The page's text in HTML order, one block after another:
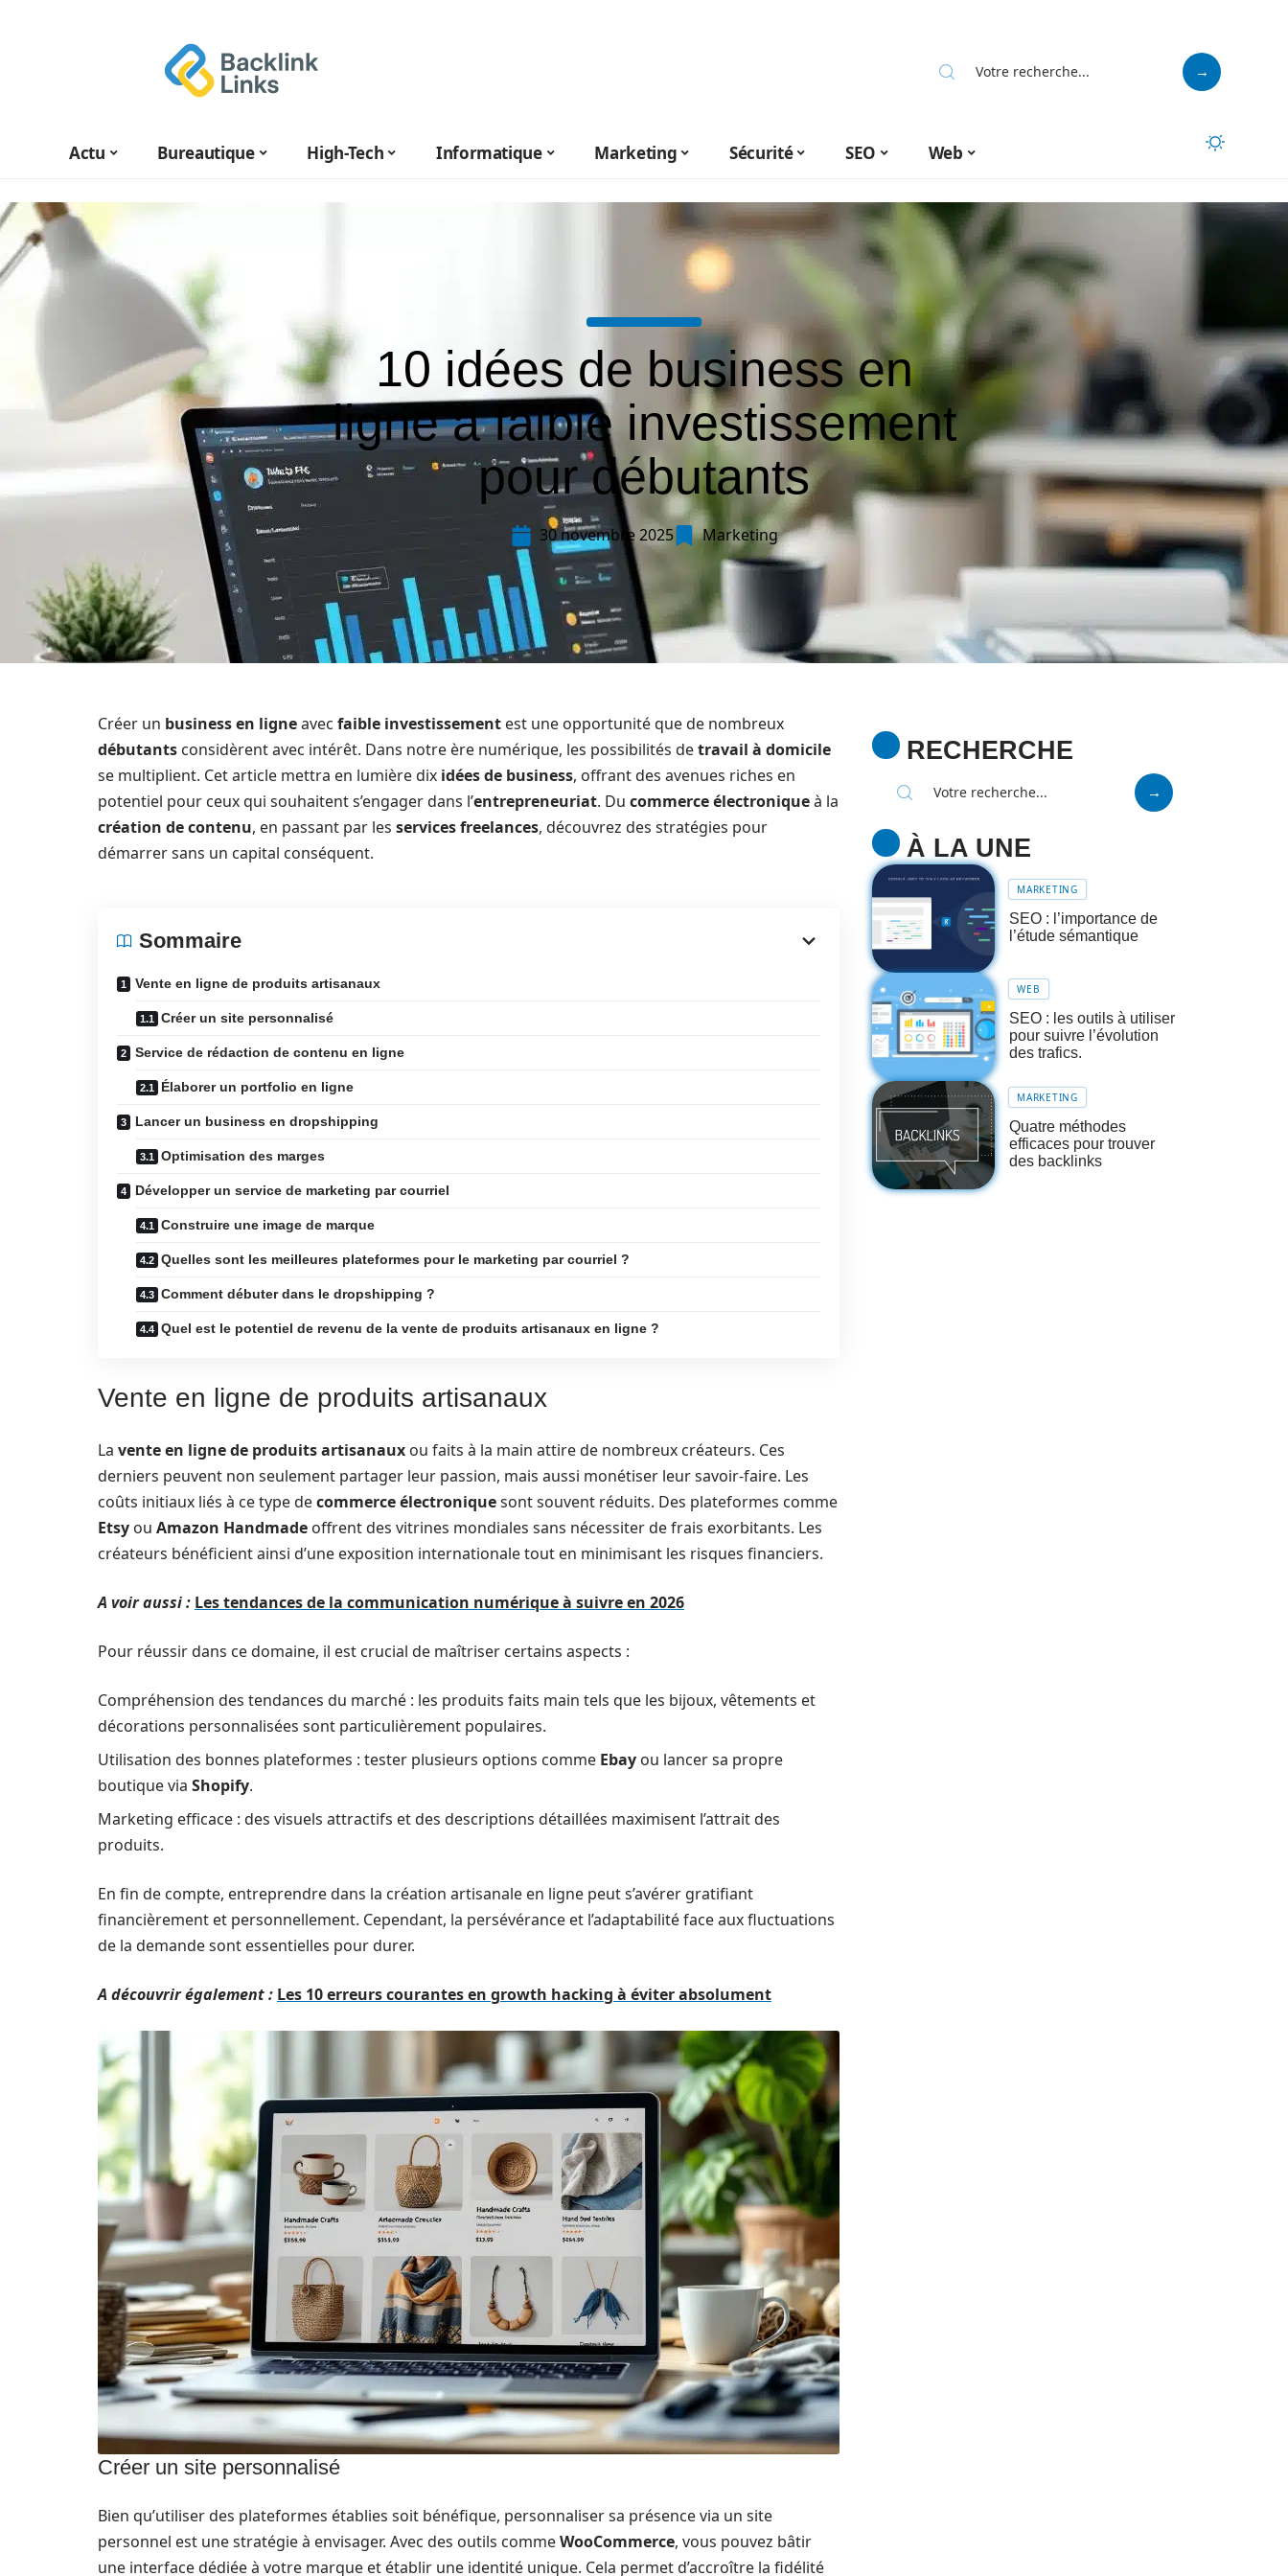
Actu Bureautique High-Tech Informatique Marketing Sécurité SEO Web
10 idées de business en
ligne à faible investissement
pour débutants
30 novembre 2025 Marketing
Créer un business en ligneavec faible investissement est une opportunité que de nombreux
débutants considèrent avec intérêt. Dans notre ère numérique, les possibilités detravail à domicile
se multiplient. Cet article mettra en lumière dix idées de business, offrant des avenues riches en
potentiel pour ceux qui souhaitent s’engager dans l’entrepreneuriat. Du commerce électroniqueà la
création de contenu, en passant par les services freelances, découvrez des stratégies pour
démarrer sans un capital conséquent.
Sommaire
Vente en ligne de produits artisanaux
Créer un site personnalisé
Service de rédaction de contenu en ligne
Élaborer un portfolio en ligne
Lancer un business en dropshipping
Optimisation des marges
Développer un service de marketing par courriel
Construire une image de marque
Quelles sont les meilleures plateformes pour le marketing par courriel ?
Comment débuter dans le dropshipping ?
Quel est le potentiel de revenu de la vente de produits artisanaux en ligne ?
Vente en ligne de produits artisanaux
La vente en ligne de produits artisanaux ou faits à la main attire de nombreux créateurs. Ces
derniers peuvent non seulement partager leur passion, mais aussi monétiser leur savoir-faire. Les
coûts initiaux liés à ce type decommerce électroniquesont souvent réduits. Des plateformes comme
Etsy ou Amazon Handmade offrent des vitrines mondiales sans nécessiter de frais exorbitants. Les
créateurs bénéficient ainsi d’une exposition internationale tout en minimisant les risques financiers.
A voir aussi : Les tendances de la communication numérique à suivre en 2026
Pour réussir dans ce domaine, il est crucial de maîtriser certains aspects :
Compréhension des tendances du marché : les produits faits main tels que les bijoux, vêtements et
décorations personnalisées sont particulièrement populaires.
Utilisation des bonnes plateformes : tester plusieurs options comme Ebay ou lancer sa propre
boutique via Shopify.
Marketing efficace : des visuels attractifs et des descriptions détaillées maximisent l’attrait des
produits.
En fin de compte, entreprendre dans la création artisanale en ligne peut s’avérer gratifiant
financièrement et personnellement. Cependant, la persévérance et l’adaptabilité face aux fluctuations
de la demande sont essentielles pour durer.
A découvrir également : Les 10 erreurs courantes en growth hacking à éviter absolument
Créer un site personnalisé
Bien qu’utiliser des plateformes établies soit bénéfique, personnaliser sa présence via un site
personnel est une stratégie à envisager. Avec des outils commeWooCommerce, vous pouvez bâtir
une interface dédiée à votre marque et établir une identité unique. Cela permet d’accroître la fidélité
RECHERCHE
À LA UNE
MARKETING
SEO : l’importance de
l’étude sémantique
WEB
SEO : les outils à utiliser
pour suivre l’évolution
des trafics.
MARKETING
Quatre méthodes
efficaces pour trouver
des backlinks